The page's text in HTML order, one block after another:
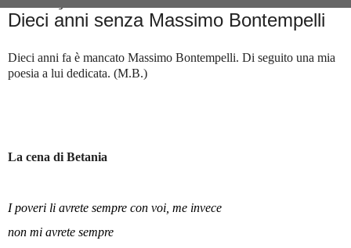
Dieci anni senza Massimo Bontempelli
Dieci anni fa è mancato Massimo Bontempelli. Di seguito una mia
poesia a lui dedicata. (M.B.)
La cena di Betania
I poveri li avrete sempre con voi, me invece
non mi avrete sempre